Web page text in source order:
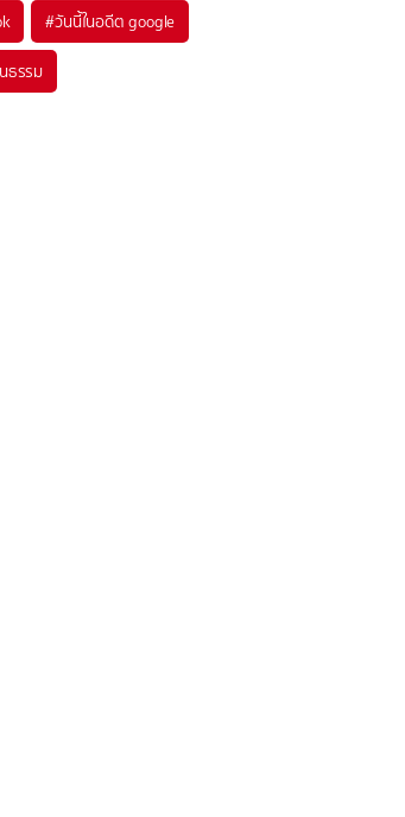
#วันนี้ในอดีต google
ธรรม